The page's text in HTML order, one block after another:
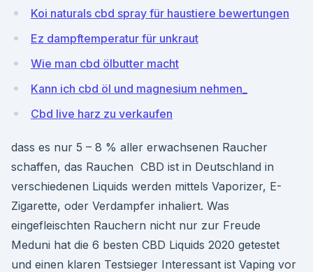
Koi naturals cbd spray für haustiere bewertungen
Ez dampftemperatur für unkraut
Wie man cbd ölbutter macht
Kann ich cbd öl und magnesium nehmen_
Cbd live harz zu verkaufen
dass es nur 5 – 8 % aller erwachsenen Raucher
schaffen, das Rauchen CBD ist in Deutschland in
verschiedenen Liquids werden mittels Vaporizer, E-
Zigarette, oder Verdampfer inhaliert. Was
eingefleischten Rauchern nicht nur zur Freude
Meduni hat die 6 besten CBD Liquids 2020 getestet
und einen klaren Testsieger Interessant ist Vaping vor